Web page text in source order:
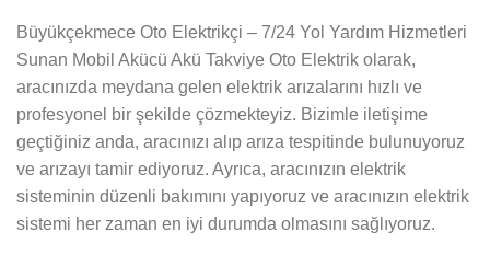
Büyükçekmece Oto Elektrikçi – 7/24 Yol Yardım Hizmetleri
Sunan Mobil Akücü Akü Takviye Oto Elektrik olarak,
aracınızda meydana gelen elektrik arızalarını hızlı ve
profesyonel bir şekilde çözmekteyiz. Bizimle iletişime
geçtiğiniz anda, aracınızı alıp arıza tespitinde bulunuyoruz
ve arızayı tamir ediyoruz. Ayrıca, aracınızın elektrik
sisteminin düzenli bakımını yapıyoruz ve aracınızın elektrik
sistemi her zaman en iyi durumda olmasını sağlıyoruz.